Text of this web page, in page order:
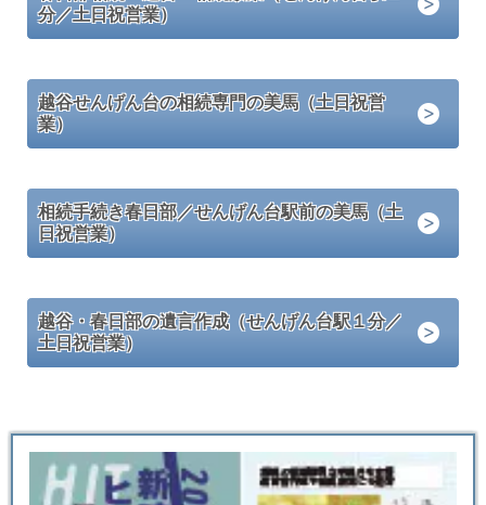
分／土日祝営業）
越谷せんげん台の相続専門の美馬（土日祝営
業）
相続手続き春日部／せんげん台駅前の美馬（土
日祝営業）
越谷・春日部の遺言作成（せんげん台駅１分／
土日祝営業）